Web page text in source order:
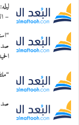
–
صدور